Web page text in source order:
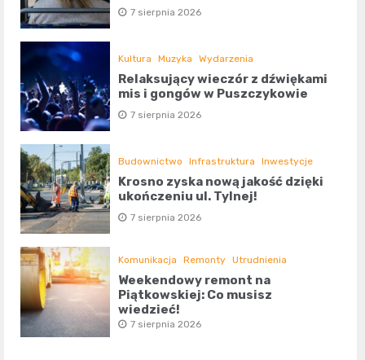
7 sierpnia 2026
Kultura Muzyka Wydarzenia
Relaksujący wieczór z dźwiękami
mis i gongów w Puszczykowie
7 sierpnia 2026
Budownictwo Infrastruktura Inwestycje
Krosno zyska nową jakość dzięki
ukończeniu ul. Tylnej!
7 sierpnia 2026
Komunikacja Remonty Utrudnienia
Weekendowy remont na
Piątkowskiej: Co musisz
wiedzieć!
7 sierpnia 2026